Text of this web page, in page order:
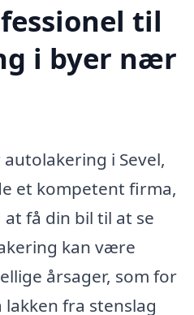
til
i byer nær
i Sevel,
et kompetent firma,
få din bil til at se
kan være
årsager, som for
lakken fra stenslag